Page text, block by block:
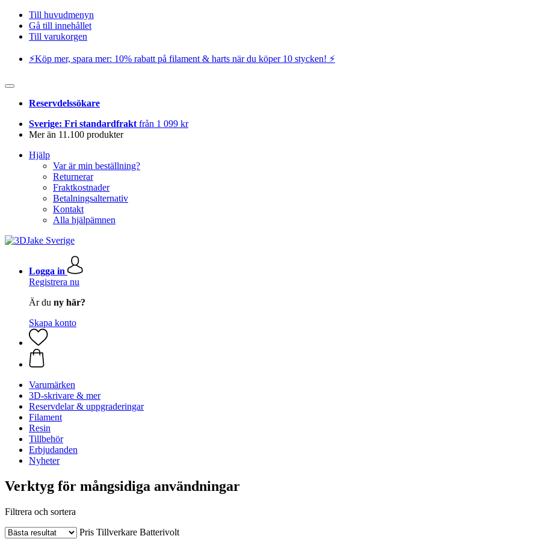
Till huvudmenyn
Gå till innehållet
Till varukorgen
⚡️Köp mer, spara mer: 10% rabatt på filament & harts när du köper 10 stycken! ⚡️
Reservdelssökare
Sverige: Fri standardfrakt från 1 099 kr
Mer än 11.100 produkter
Hjälp
Var är min beställning?
Returnerar
Fraktkostnader
Betalningsalternativ
Kontakt
Alla hjälpämnen
Logga in
Registrera nu
Är du ny här?
Skapa konto
Varumärken
3D-skrivare & mer
Reservdelar & uppgraderingar
Filament
Resin
Tillbehör
Erbjudanden
Nyheter
Verktyg för mångsidiga användningar
Filtrera och sortera
Pris Tillverkare Batterivolt